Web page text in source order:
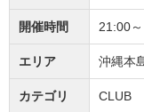
開催時間 21:00～
エリア 沖縄本
カテゴリ CLUB